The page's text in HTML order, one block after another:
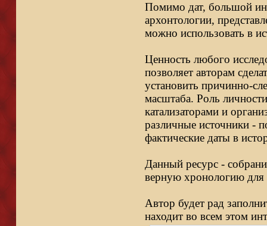
Помимо дат, большой
архонтологии,
можно использовать в
Ценность любого
позволяет авторам
установить причинно-
масштаба. Роль
катализаторами и
различные источники -
фактические даты в
Данный ресурс -
верную хронологию для
Автор будет рад
находит во всем этом